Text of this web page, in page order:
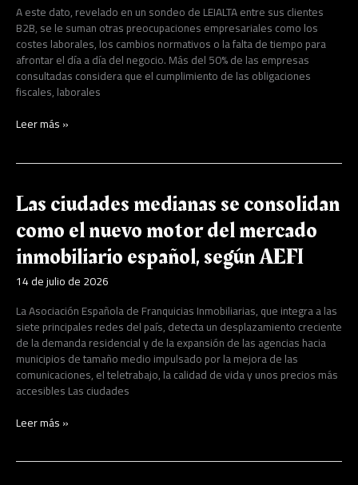
A este dato, revelado en un sondeo de LEIALTA entre sus clientes
B2B, se le suman otras preocupaciones empresariales como los
costes laborales, los cambios normativos o la falta de tiempo para
afrontar el día a día del negocio. Más del 50% de las empresas
consultadas considera que el cumplimiento de las obligaciones
fiscales, laborales
Leer más »
Las ciudades medianas se consolidan
como el nuevo motor del mercado
inmobiliario español, según AEFI
14 de julio de 2026
La Asociación Española de Franquicias Inmobiliarias, que integra a las
siete principales redes del país, detecta un desplazamiento creciente
de la demanda residencial y de la expansión de las agencias hacia
municipios de tamaño medio impulsado por la mejora de las
comunicaciones, el teletrabajo, la calidad de vida y unos precios más
accesibles Las ciudades
Las
ciudades
medianas
se
consolidan
como
nuevo
motor
del
mercado
inmobiliario
español,
AEFI
Leer más »